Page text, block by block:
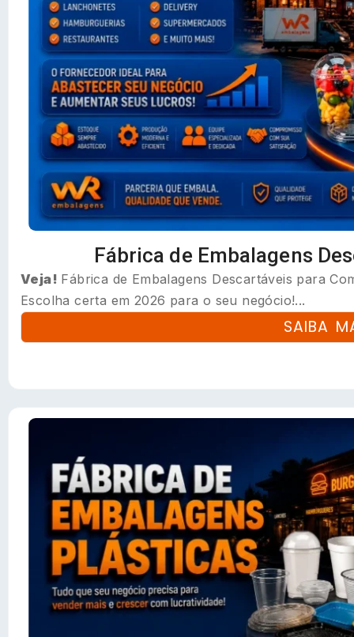
Fábrica de Embalagens
Veja! Fábrica de Embalagens Descartáveis para
Escolha certa em 2026 para o seu negócio!...
SAIBA